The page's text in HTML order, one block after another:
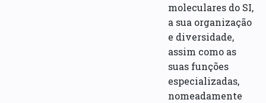
moleculares do SI,
a sua organização
e diversidade,
assim como as
suas funções
especializadas,
nomeadamente